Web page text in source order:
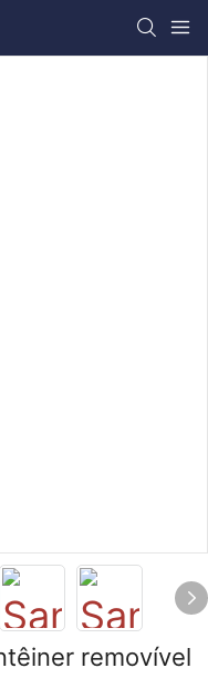
removível